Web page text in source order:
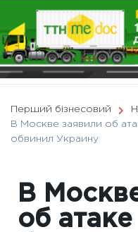
Перший бізнесовий
В Москве заявили об
обвинил Украину
В
об атаке